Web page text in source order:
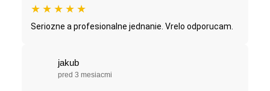
★ ★ ★ ★ ★
Seriozne a profesionalne jednanie. Vrelo odporucam.
jakub
pred 3 mesiacmi